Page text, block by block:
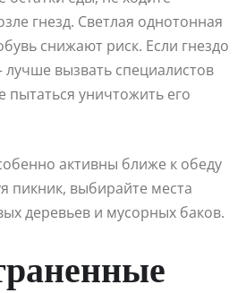
гнезд. Светлая однотонная
снижают риск. Если гнездо
вызвать специалистов
пытаться уничтожить его
активны ближе к обеду
пикник, выбирайте места
деревьев и мусорных баков.